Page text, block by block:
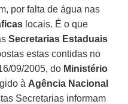
por falta de água nas
locais. É o que
Secretarias Estaduais
estas contidas no
09/2005, do Ministério
à Agência Nacional
Secretarias informam